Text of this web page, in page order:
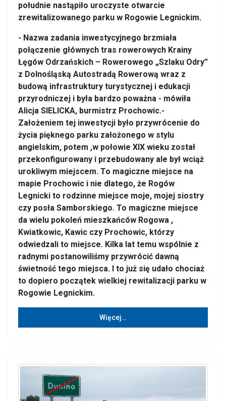
południe nastąpiło uroczyste otwarcie
zrewitalizowanego parku w Rogowie Legnickim.
- Nazwa zadania inwestycyjnego brzmiała
połączenie głównych tras rowerowych Krainy
Łęgów Odrzańskich – Rowerowego „Szlaku Odry”
z Dolnośląską Autostradą Rowerową wraz z
budową infrastruktury turystycznej i edukacji
przyrodniczej i była bardzo poważna - mówiła
Alicja SIELICKA, burmistrz Prochowic.-
Założeniem tej inwestycji było przywrócenie do
życia pięknego parku założonego w stylu
angielskim, potem ,w połowie XIX wieku został
przekonfigurowany i przebudowany ale był wciąż
urokliwym miejscem. To magiczne miejsce na
mapie Prochowic i nie dlatego, że Rogów
Legnicki to rodzinne miejsce moje, mojej siostry
czy posła Samborskiego. To magiczne miejsce
da wielu pokoleń mieszkańców Rogowa ,
Kwiatkowic, Kawic czy Prochowic, którzy
odwiedzali to miejsce. Kilka lat temu wspólnie z
radnymi postanowiliśmy przywrócić dawną
świetność tego miejsca. I to już się udało chociaż
to dopiero początek wielkiej rewitalizacji parku w
Rogowie Legnickim.
Więcej…